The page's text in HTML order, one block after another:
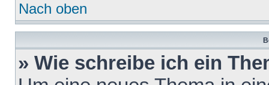
Nach oben
» Wie schreibe ich ein